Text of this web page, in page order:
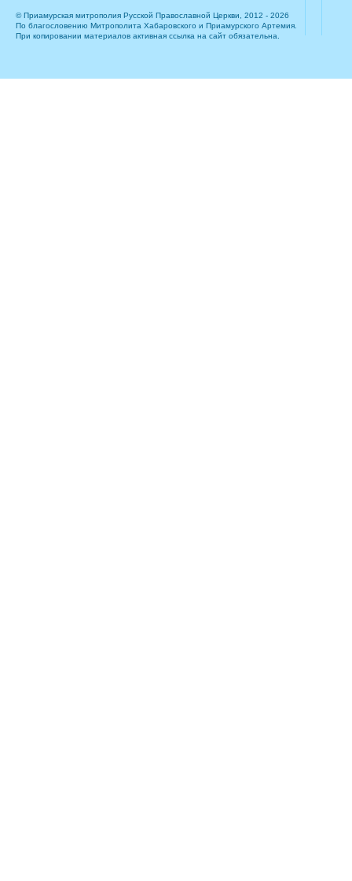
© Приамурская митрополия Русской Православной Церкви, 2012 - 2026
По благословению Митрополита Хабаровского и Приамурского Артемия.
При копировании материалов активная ссылка на сайт обязательна.